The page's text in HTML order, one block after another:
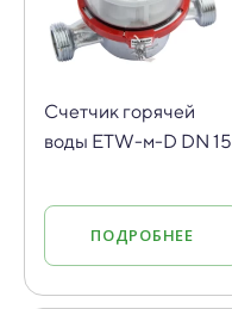
Cчетчик горячей
воды ETW-м-D DN 15
ПОДРОБНЕЕ